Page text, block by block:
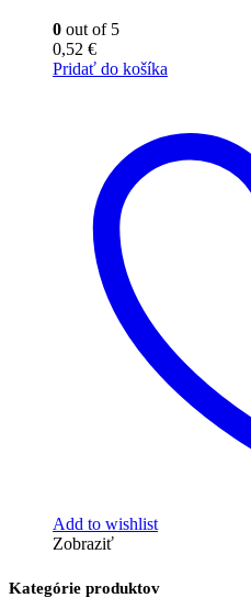
0 out of 5
0,52 €
Pridať do košíka
Add to wishlist
Zobraziť
Kategórie produktov